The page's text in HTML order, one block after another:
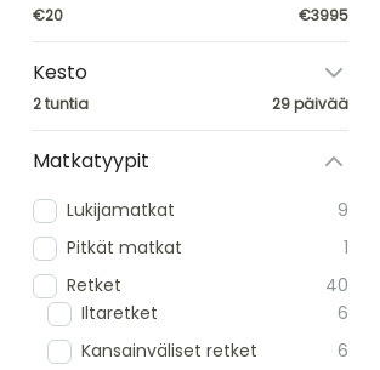
€20 €3995
Kesto
2 tuntia 29 päivää
Matkatyypit
Lukijamatkat
9
Pitkät matkat
1
Retket
40
Iltaretket
6
Kansainväliset retket
6